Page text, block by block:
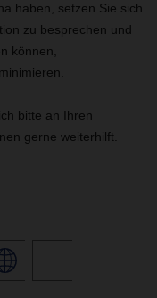
haben, setzen Sie sich
zu besprechen und
können,
bitte an Ihren
gerne weiterhilft.